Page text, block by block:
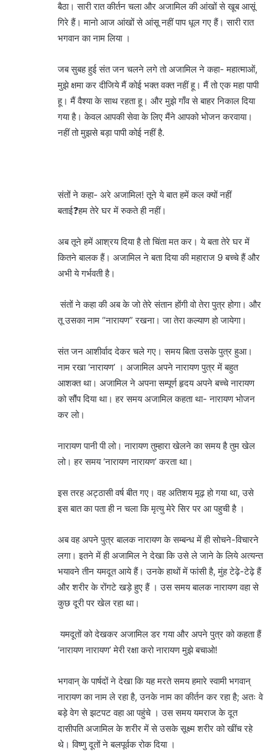
बैठा। सारी रात कीर्तन चला और अजामिल की आंखों से खूब आसूं
गिरे हैं। मानो आज आंखों से आंसू नहीं पाप धूल गए हैं। सारी रात
भगवान का नाम लिया ।
जब सुबह हुई संत जन चलने लगे तो अजामिल ने कहा- महात्माओं,
मुझे क्षमा कर दीजिये मैं कोई भक्त वक्त नहीं हू। मैं तो एक महा पापी
हू। मैं वैश्या के साथ रहता हू। और मुझे गाँव से बाहर निकाल दिया
गया है। केवल आपकी सेवा के लिए मैंने आपको भोजन करवाया।
नहीं तो मुझसे बड़ा पापी कोई नहीं है.
संतों ने कहा- अरे अजामिल! तूने ये बात हमें कल क्यों नहीं
बताई❓हम तेरे घर में रुकते ही नहीं।
अब तूने हमें आश्रय दिया है तो चिंता मत कर। ये बता तेरे घर में
कितने बालक हैं। अजामिल ने बता दिया की महाराज 9 बच्चे हैं और
अभी ये गर्भवती है।
संतों ने कहा की अब के जो तेरे संतान होंगी वो तेरा पुत्र होगा। और
तू उसका नाम “नारायण” रखना। जा तेरा कल्याण हो जायेगा।
संत जन आशीर्वाद देकर चले गए। समय बिता उसके पुत्र हुआ।
नाम रखा ‘नारायण’ । अजामिल अपने नारायण पुत्र में बहुत
आशक्त था। अजामिल ने अपना सम्पूर्ण हृदय अपने बच्चे नारायण
को सौंप दिया था। हर समय अजामिल कहता था- नारायण भोजन
कर लो।
नारायण पानी पी लो। नारायण तुम्हारा खेलने का समय है तुम खेल
लो। हर समय ‘नारायण नारायण’ करता था।
इस तरह अट्ठासी वर्ष बीत गए। वह अतिशय मूढ़ हो गया था, उसे
इस बात का पता ही न चला कि मृत्यु मेरे सिर पर आ पहुची है ।
अब वह अपने पुत्र बालक नारायण के सम्बन्ध में ही सोचने-विचारने
लगा। इतने में ही अजामिल ने देखा कि उसे ले जाने के लिये अत्यन्त
भयावने तीन यमदूत आये हैं। उनके हाथों में फांसी है, मुंह टेढ़े-टेढ़े हैं
और शरीर के रोंगटे खड़े हुए हैं । उस समय बालक नारायण वहा से
कुछ दूरी पर खेल रहा था।
यमदूतों को देखकर अजामिल डर गया और अपने पुत्र को कहता हैं
‘नारायण नारायण’ मेरी रक्षा करो नारायण मुझे बचाओ!
भगवान् के पार्षदों ने देखा कि यह मरते समय हमारे स्वामी भगवान्
नारायण का नाम ले रहा है, उनके नाम का कीर्तन कर रहा है; अतः वे
बड़े वेग से झटपट वहा आ पहुंचे । उस समय यमराज के दूत
दासीपति अजामिल के शरीर में से उसके सूक्ष्म शरीर को खींच रहे
थे। विष्णु दूतों ने बलपूर्वक रोक दिया ।